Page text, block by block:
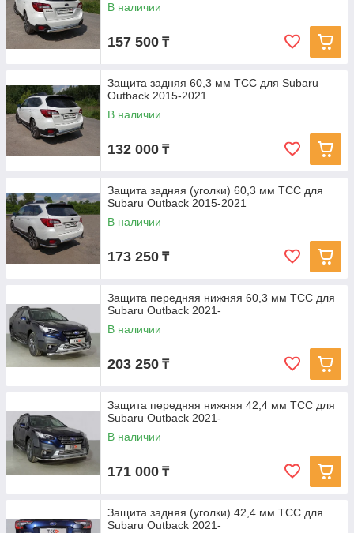
В наличии
157 500 ₸
Защита задняя 60,3 мм ТСС для Subaru
Outback 2015-2021
В наличии
132 000 ₸
Защита задняя (уголки) 60,3 мм ТСС для
Subaru Outback 2015-2021
В наличии
173 250 ₸
Защита передняя нижняя 60,3 мм ТСС для
Subaru Outback 2021-
В наличии
203 250 ₸
Защита передняя нижняя 42,4 мм ТСС для
Subaru Outback 2021-
В наличии
171 000 ₸
Защита задняя (уголки) 42,4 мм ТСС для
Subaru Outback 2021-